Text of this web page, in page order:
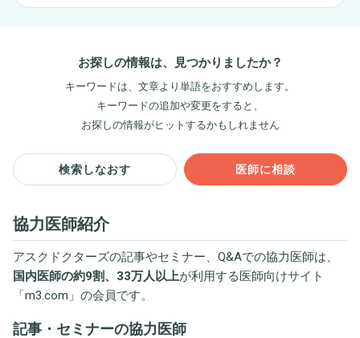
お探しの情報は、見つかりましたか？
キーワードは、文章より単語をおすすめします。
キーワードの追加や変更をすると、
お探しの情報がヒットするかもしれません
検索しなおす 医師に相談
協力医師紹介
アスクドクターズの記事やセミナー、Q&Aでの協力医師は、
国内医師の約9割、33万人以上が利用する医師向けサイト
「m3.com 」の会員です。
記事・セミナーの協力医師